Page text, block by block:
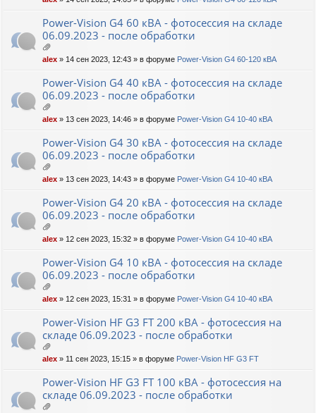
ж
ен
ия
Power-Vision G4 60 кВА - фотосессия на складе
06.09.2023 - после обработки
ло
ж
ен
ия
alex » 14 сен 2023, 12:43 » в форуме Power-Vision G4 60-120 кВА
Power-Vision G4 40 кВА - фотосессия на складе
06.09.2023 - после обработки
ло
ж
ен
ия
alex » 13 сен 2023, 14:46 » в форуме Power-Vision G4 10-40 кВА
Power-Vision G4 30 кВА - фотосессия на складе
06.09.2023 - после обработки
ло
ж
ен
ия
alex » 13 сен 2023, 14:43 » в форуме Power-Vision G4 10-40 кВА
Power-Vision G4 20 кВА - фотосессия на складе
06.09.2023 - после обработки
ло
ж
ен
ия
alex » 12 сен 2023, 15:32 » в форуме Power-Vision G4 10-40 кВА
Power-Vision G4 10 кВА - фотосессия на складе
06.09.2023 - после обработки
ло
ж
ен
alex » 12 сен 2023, 15:31 » в форуме Power-Vision G4 10-40 кВА
Power-Vision HF G3 FT 200 кВА - фотосессия на
складе 06.09.2023 - после обработки
ло
ж
ен
alex » 11 сен 2023, 15:15 » в форуме Power-Vision HF G3 FT
Power-Vision HF G3 FT 100 кВА - фотосессия на
складе 06.09.2023 - после обработки